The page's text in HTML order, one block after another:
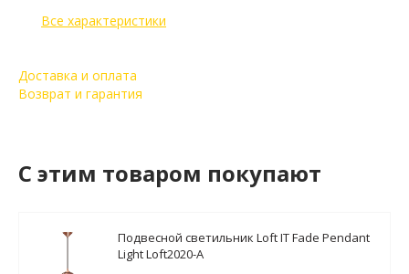
Все характеристики
Доставка и оплата
Возврат и гарантия
C этим товаром покупают
Подвесной светильник Loft IT Fade Pendant
Light Loft2020-A